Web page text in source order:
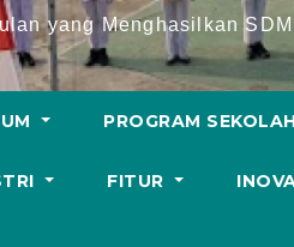
yang Menghasilkan
PROGRAM SEKOLAH
FITUR